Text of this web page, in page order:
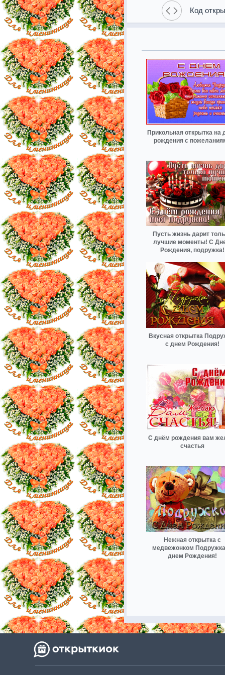
Код
Прикольная открытка на
рождения с
Пусть жизнь дарит
лучшие моменты! С
Рождения, подружка!
Вкусная открытка
с днем Рождения!
С днём рождения вам
счастья
Нежная открытка с
медвежонком
днем Рождения!